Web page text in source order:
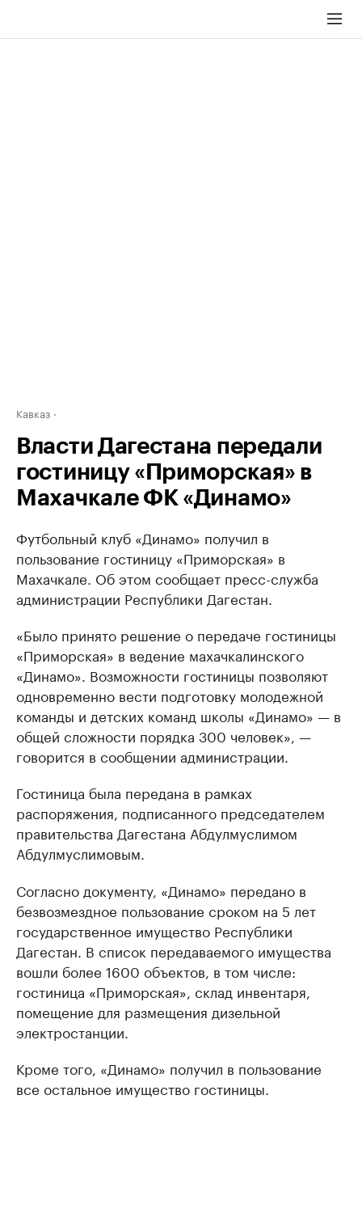
Кавказ
Власти Дагестана передали
гостиницу «Приморская» в
Махачкале ФК «Динамо»
Футбольный клуб «Динамо» получил в
пользование гостиницу «Приморская» в
Махачкале. Об этом сообщает пресс-служба
администрации Республики Дагестан.
«Было принято решение о передаче гостиницы
«Приморская» в ведение махачкалинского
«Динамо». Возможности гостиницы позволяют
одновременно вести подготовку молодежной
команды и детских команд школы «Динамо» — в
общей сложности порядка 300 человек», —
говорится в сообщении администрации.
Гостиница была передана в рамках
распоряжения, подписанного председателем
правительства Дагестана Абдулмуслимом
Абдулмуслимовым.
Согласно документу, «Динамо» передано в
безвозмездное пользование сроком на 5 лет
государственное имущество Республики
Дагестан. В список передаваемого имущества
вошли более 1600 объектов, в том числе:
гостиница «Приморская», склад инвентаря,
помещение для размещения дизельной
электростанции.
Кроме того, «Динамо» получил в пользование
все остальное имущество гостиницы.